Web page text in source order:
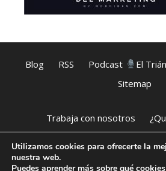
Blog RSS Podcast
El
Sitemap
Trabaja con nosotros
Aviso legal Política de cookies
Utilizamos cookies para ofrecerte la
nuestra web.
Puedes aprender más sobre qué